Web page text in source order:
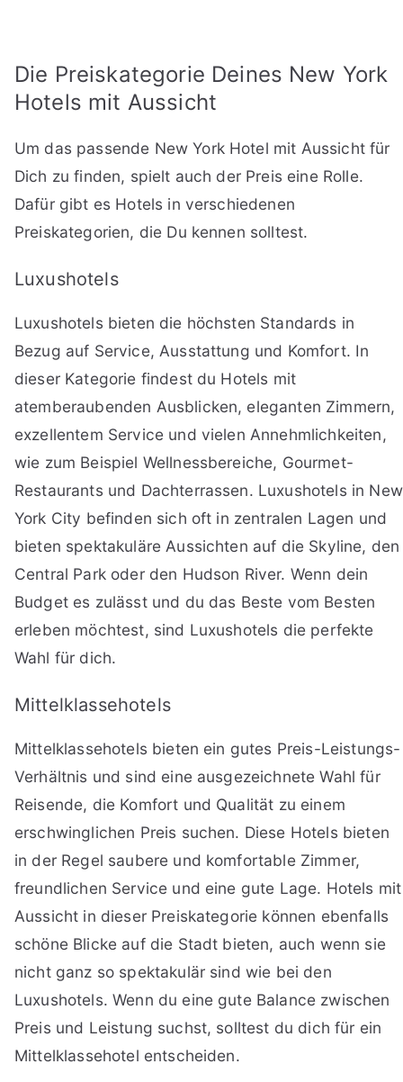
Die Preiskategorie Deines New York
Hotels mit Aussicht
Um das passende New York Hotel mit Aussicht für
Dich zu finden, spielt auch der Preis eine Rolle.
Dafür gibt es Hotels in verschiedenen
Preiskategorien, die Du kennen solltest.
Luxushotels
Luxushotels bieten die höchsten Standards in
Bezug auf Service, Ausstattung und Komfort. In
dieser Kategorie findest du Hotels mit
atemberaubenden Ausblicken, eleganten Zimmern,
exzellentem Service und vielen Annehmlichkeiten,
wie zum Beispiel Wellnessbereiche, Gourmet-
Restaurants und Dachterrassen. Luxushotels in New
York City befinden sich oft in zentralen Lagen und
bieten spektakuläre Aussichten auf die Skyline, den
Central Park oder den Hudson River. Wenn dein
Budget es zulässt und du das Beste vom Besten
erleben möchtest, sind Luxushotels die perfekte
Wahl für dich.
Mittelklassehotels
Mittelklassehotels bieten ein gutes Preis-Leistungs-
Verhältnis und sind eine ausgezeichnete Wahl für
Reisende, die Komfort und Qualität zu einem
erschwinglichen Preis suchen. Diese Hotels bieten
in der Regel saubere und komfortable Zimmer,
freundlichen Service und eine gute Lage. Hotels mit
Aussicht in dieser Preiskategorie können ebenfalls
schöne Blicke auf die Stadt bieten, auch wenn sie
nicht ganz so spektakulär sind wie bei den
Luxushotels. Wenn du eine gute Balance zwischen
Preis und Leistung suchst, solltest du dich für ein
Mittelklassehotel entscheiden.